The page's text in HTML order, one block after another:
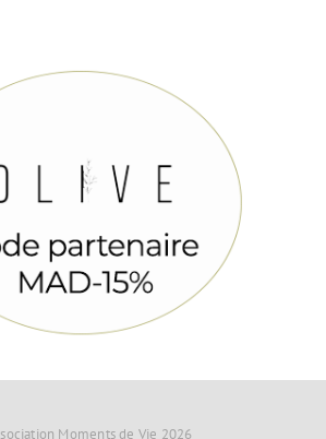
Moments de Vie 2026